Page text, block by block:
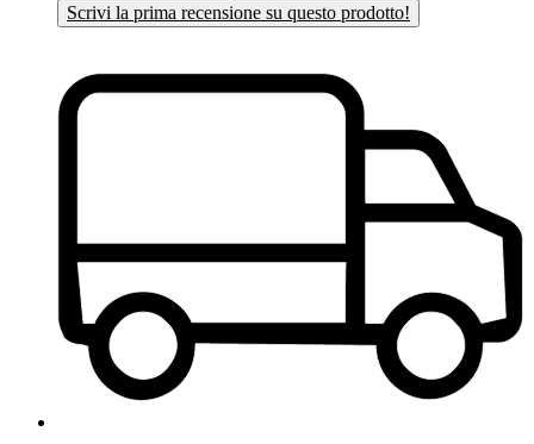
Scrivi la prima recensione su questo prodotto!